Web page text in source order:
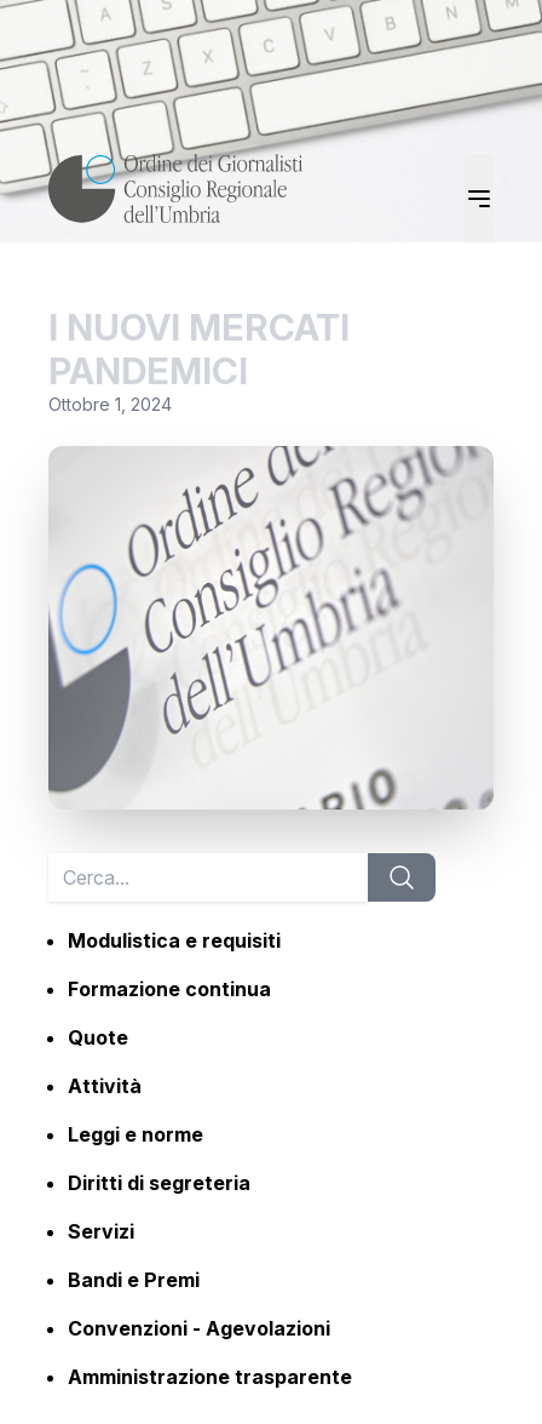
Modulistica e requisiti
Formazione continua
Quote
Attività
Leggi e norme
Diritti di segreteria
Servizi
Bandi e Premi
Convenzioni - Agevolazioni
Amministrazione trasparente
I NUOVI MERCATI
PANDEMICI
Ottobre 1, 2024